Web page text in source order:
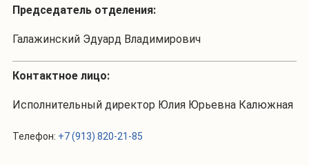
Председатель отделения:
Галажинский Эдуард Владимирович
Контактное лицо:
Исполнительный директор Юлия Юрьевна Калюжная
Телефон: +7 (913) 820-21-85